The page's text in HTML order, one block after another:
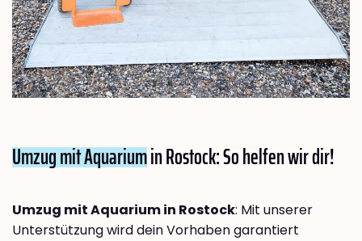
Umzug mit Aquariumin Rostock: So helfen wir dir!
Umzug mit Aquarium in Rostock: Mit unserer
Unterstützung wird dein Vorhaben garantiert